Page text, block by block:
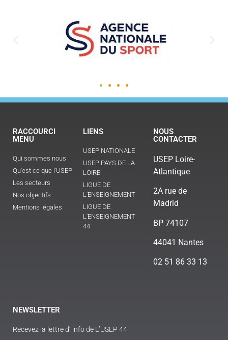
RACCOURCI
MENU
Qui sommes nous
Qu'est ce que l'USEP
Les secteurs
Nos objectifs
Mentions légales
LIENS
USEP NATIONALE
USEP PAYS DE LA
LOIRE
LIGUE DE
L'ENSEIGNEMENT
LIGUE DE
L'ENSEIGNEMENT
44
NOUS
CONTACTER
USEP Loire-
Atlantique
2A rue de
Madrid
BP 74107
44041 Nantes
02 51 86 33 13
NEWSLETTER
Recevez la lettre d’ info de L’USEP 44